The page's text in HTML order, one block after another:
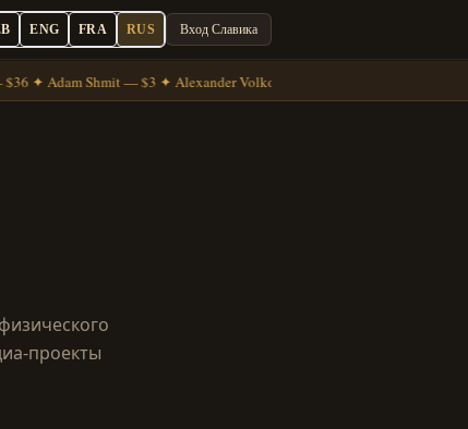
ENG FRA RUS Вход Славика
✦ Adam Shmit — $3 ✦ Alexander Volkov — $7
проекты